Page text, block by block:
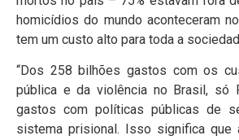
homicídios do mundo aconteceram
tem um custo alto para toda a
“Dos 258 bilhões gastos com os
pública e da violência no Brasil, só
gastos com políticas públicas de
sistema prisional. Isso significa que